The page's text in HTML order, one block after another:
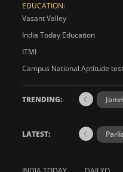
EDUCATION:
Vasant Valley
India Today Education
ITMI
Campus National Aptitude test
TRENDING:
LATEST: